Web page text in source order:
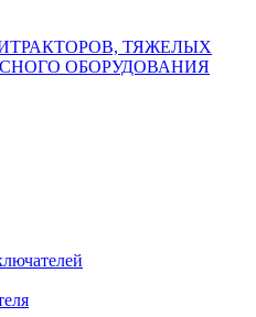
ТЯЖЕЛЫХ
ОБОРУДОВАНИЯ